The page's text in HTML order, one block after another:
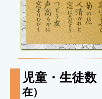
児童・生徒数
在）